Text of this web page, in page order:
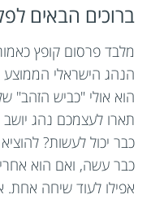
ברוכים הבאים
מלבד פרסום קופץ
הנהג הישראלי
הוא אולי "כביש הזהב"
תארו לעצמכם נהג
כבר יכול לעשות?
כבר עשה, ואם הוא אחרי
אפילו לעוד שיחה אחת.